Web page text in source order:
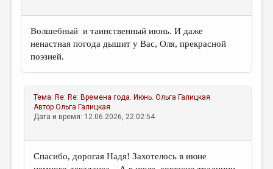
Волшебный и таинственный июнь. И даже
ненастная погода дышит у Вас, Оля, прекрасной
поэзией.
Тема: Re: Re: Времена года. Июнь. Ольга Галицкая
АвторОльга Галицкая
Дата и время: 12.06.2026, 22:02:54
Спасибо, дорогая Надя! Захотелось в июне